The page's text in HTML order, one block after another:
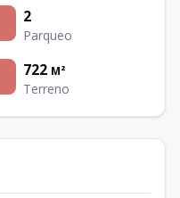
2
Parqueo
722 M²
Terreno